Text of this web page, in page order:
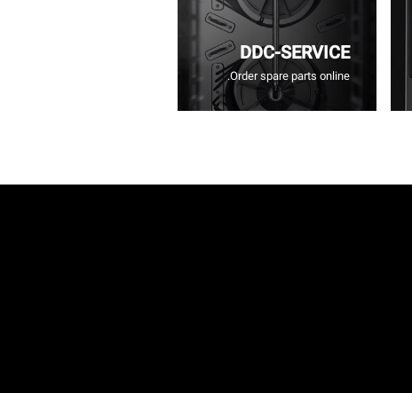
DDC-SERVICE
Order spare parts online.